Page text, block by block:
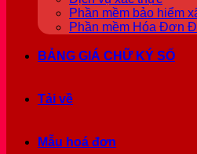
Phần mềm bảo hiểm
Phần mềm Hóa Đơn
BẢNG GIÁ CHỮ KÝ SỐ
Tải về
Mẫu hoá đơn